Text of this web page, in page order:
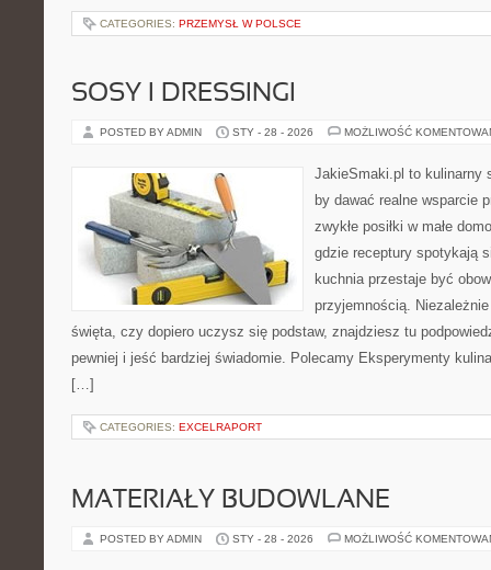
CATEGORIES: PRZEMYSŁ W POLSCE
SOSY I DRESSINGI
POSTED BY ADMIN STY - 28 - 2026 MOŻLIWOŚĆ
JakieSmaki.pl to kulinarny
by dawać realne wsparcie
zwykłe posiłki w małe
gdzie receptury spotykają
kuchnia przestaje być
przyjemnością.
święta, czy dopiero uczysz się podstaw, znajdziesz tu
pewniej i jeść bardziej świadomie. Polecamy Eksperymenty
[…]
CATEGORIES: EXCELRAPORT
MATERIAŁY BUDOWLANE
POSTED BY ADMIN STY - 28 - 2026 MOŻLIWOŚĆ